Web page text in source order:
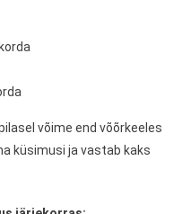
võime end võõrkeeles
küsimusi ja vastab kaks